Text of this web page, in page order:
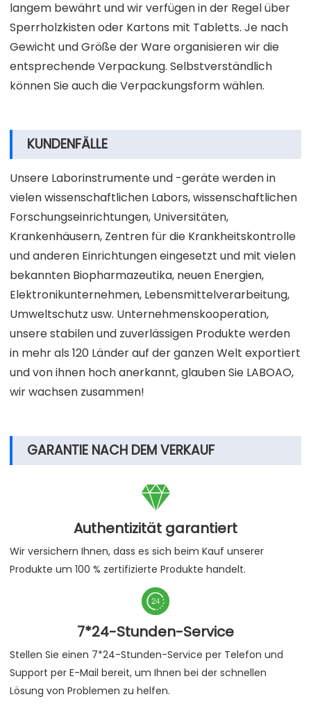
langem bewährt und wir verfügen in der Regel über
Sperrholzkisten oder Kartons mit Tabletts. Je nach
Gewicht und Größe der Ware organisieren wir die
entsprechende Verpackung. Selbstverständlich
können Sie auch die Verpackungsform wählen.
KUNDENFÄLLE
Unsere Laborinstrumente und -geräte werden in
vielen wissenschaftlichen Labors, wissenschaftlichen
Forschungseinrichtungen, Universitäten,
Krankenhäusern, Zentren für die Krankheitskontrolle
und anderen Einrichtungen eingesetzt und mit vielen
bekannten Biopharmazeutika, neuen Energien,
Elektronikunternehmen, Lebensmittelverarbeitung,
Umweltschutz usw. Unternehmenskooperation,
unsere stabilen und zuverlässigen Produkte werden
in mehr als 120 Länder auf der ganzen Welt exportiert
und von ihnen hoch anerkannt, glauben Sie LABOAO,
wir wachsen zusammen!
GARANTIE NACH DEM VERKAUF

Authentizität garantiert
Wir versichern Ihnen, dass es sich beim Kauf unserer
Produkte um 100 % zertifizierte Produkte handelt.

7*24-Stunden-Service
Stellen Sie einen 7*24-Stunden-Service per Telefon und
Support per E-Mail bereit, um Ihnen bei der schnellen
Lösung von Problemen zu helfen.